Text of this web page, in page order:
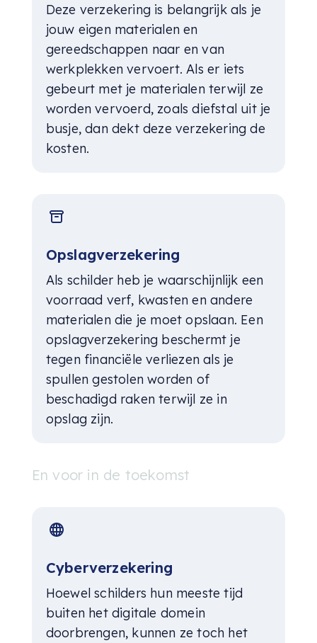
Deze verzekering is belangrijk als je
jouw eigen materialen en
gereedschappen naar en van
werkplekken vervoert. Als er iets
gebeurt met je materialen terwijl ze
worden vervoerd, zoals diefstal uit je
busje, dan dekt deze verzekering de
kosten.
Opslagverzekering
Als schilder heb je waarschijnlijk een
voorraad verf, kwasten en andere
materialen die je moet opslaan. Een
opslagverzekering beschermt je
tegen financiële verliezen als je
spullen gestolen worden of
beschadigd raken terwijl ze in
opslag zijn.
En voor in de toekomst
Cyberverzekering
Hoewel schilders hun meeste tijd
buiten het digitale domein
doorbrengen, kunnen ze toch het